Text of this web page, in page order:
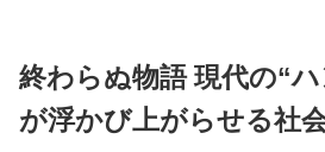
終わらぬ物語 現代の“
が浮かび上がらせる社